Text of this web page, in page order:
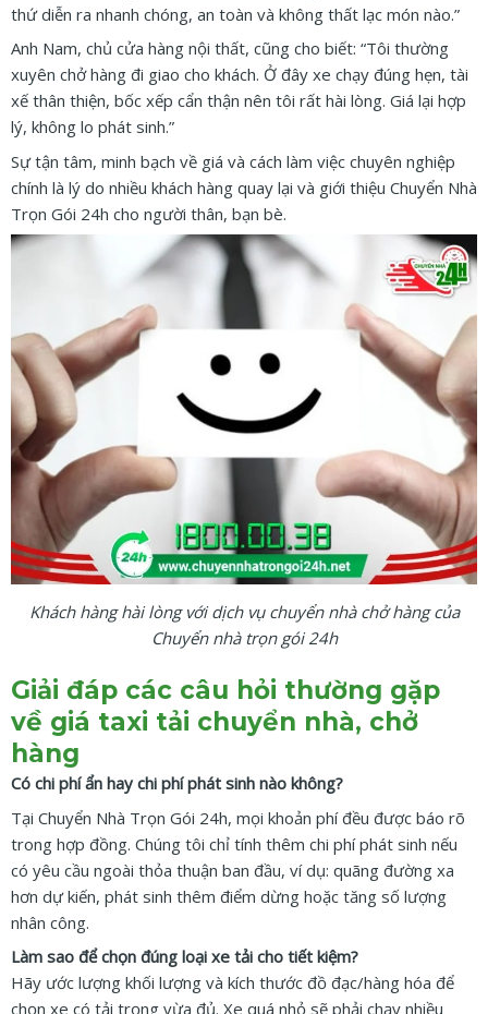
thứ diễn ra nhanh chóng, an toàn và không thất lạc món nào.”
Anh Nam, chủ cửa hàng nội thất, cũng cho biết: “Tôi thường
xuyên chở hàng đi giao cho khách. Ở đây xe chạy đúng hẹn, tài
xế thân thiện, bốc xếp cẩn thận nên tôi rất hài lòng. Giá lại hợp
lý, không lo phát sinh.”
Sự tận tâm, minh bạch về giá và cách làm việc chuyên nghiệp
chính là lý do nhiều khách hàng quay lại và giới thiệu Chuyển Nhà
Trọn Gói 24h cho người thân, bạn bè.
Khách hàng hài lòng với dịch vụ chuyển nhà chở hàng của
Chuyển nhà trọn gói 24h
Giải đáp các câu hỏi thường gặp
về giá taxi tải chuyển nhà, chở
hàng
Có chi phí ẩn hay chi phí phát sinh nào không?
Tại Chuyển Nhà Trọn Gói 24h, mọi khoản phí đều được báo rõ
trong hợp đồng. Chúng tôi chỉ tính thêm chi phí phát sinh nếu
có yêu cầu ngoài thỏa thuận ban đầu, ví dụ: quãng đường xa
hơn dự kiến, phát sinh thêm điểm dừng hoặc tăng số lượng
nhân công.
Làm sao để chọn đúng loại xe tải cho tiết kiệm?
Hãy ước lượng khối lượng và kích thước đồ đạc/hàng hóa để
chọn xe có tải trọng vừa đủ. Xe quá nhỏ sẽ phải chạy nhiều